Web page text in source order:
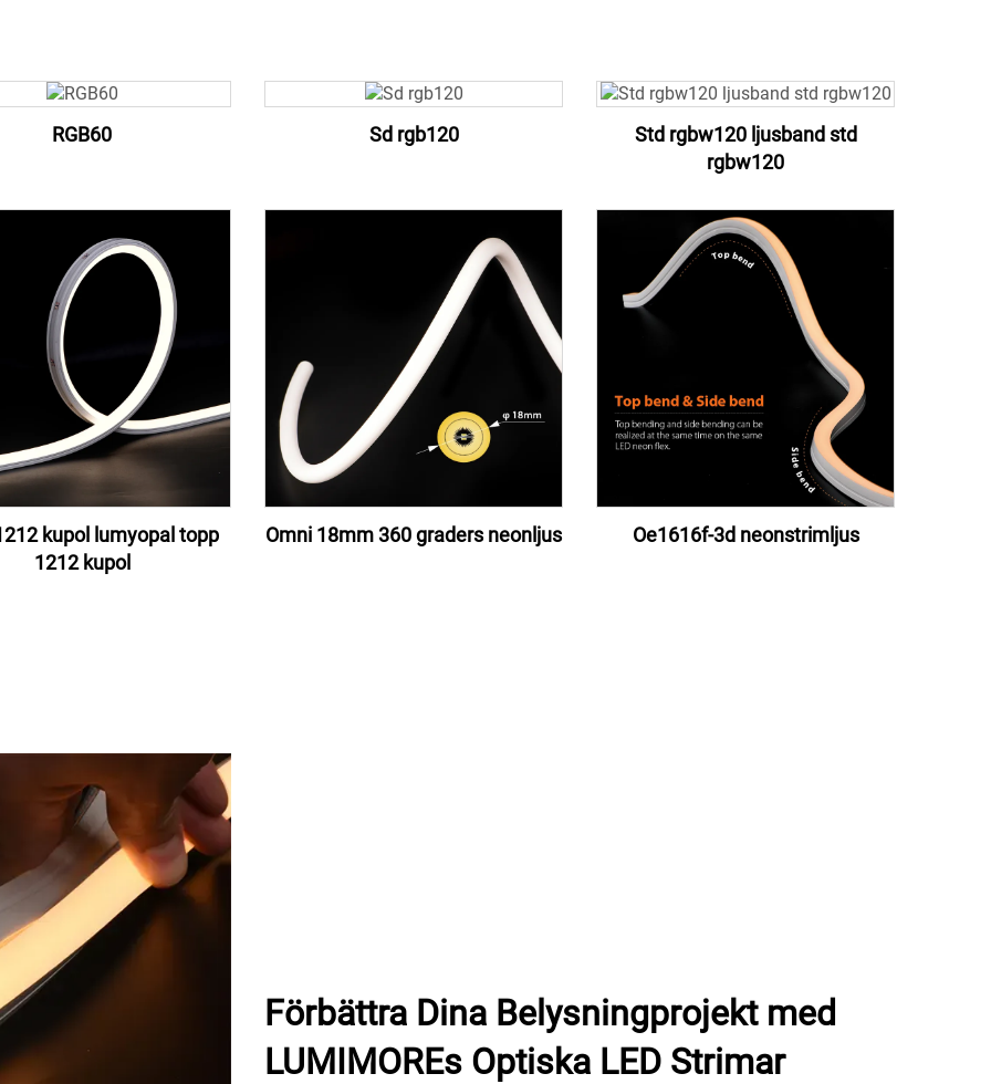
RGB60 Sd rgb120
Std rgbw120 ljusband std
rgbw120
kupol lumyopal topp
1212 kupol
Omni 18mm 360 graders neonljus Oe1616f-3d neonstrimljus
Förbättra Dina Belysningprojekt med
LUMIMOREs Optiska LED Strimar